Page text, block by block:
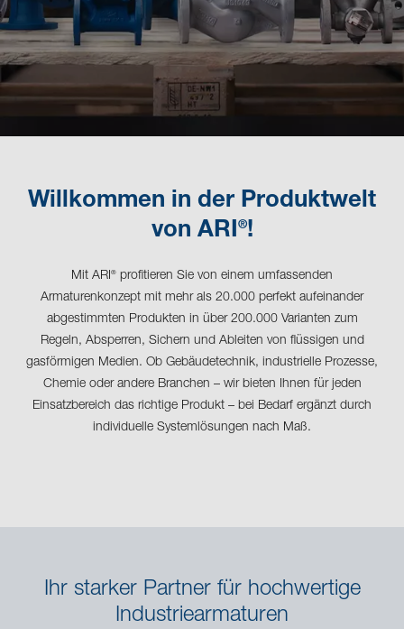
Willkommen in der Produktwelt
von ARI®!
Mit ARI®
profitieren Sie von einem umfassenden
Armaturenkonzept mit mehr als 20.000 perfekt aufeinander
abgestimmten Produkten in über 200.000 Varianten zum
Regeln, Absperren, Sichern und Ableiten von flüssigen und
gasförmigen Medien. Ob Gebäudetechnik, industrielle Prozesse,
Chemie oder andere Branchen – wir bieten Ihnen für jeden
Einsatzbereich das richtige Produkt – bei Bedarf ergänzt durch
individuelle Systemlösungen nach Maß.
Ihr starker Partner für hochwertige
Industriearmaturen